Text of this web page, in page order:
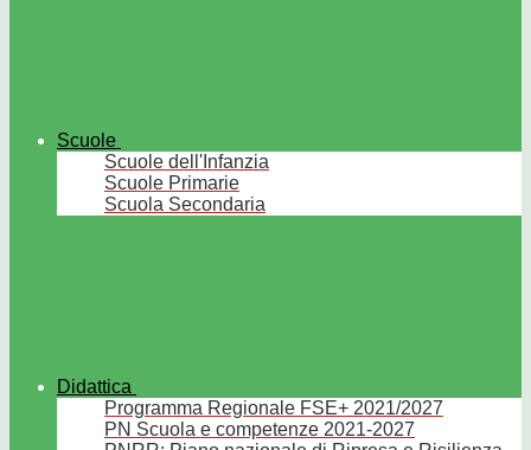
Scuole
Scuole dell'Infanzia
Scuole Primarie
Scuola Secondaria
Didattica
Programma Regionale FSE+ 2021/2027
PN Scuola e competenze 2021-2027